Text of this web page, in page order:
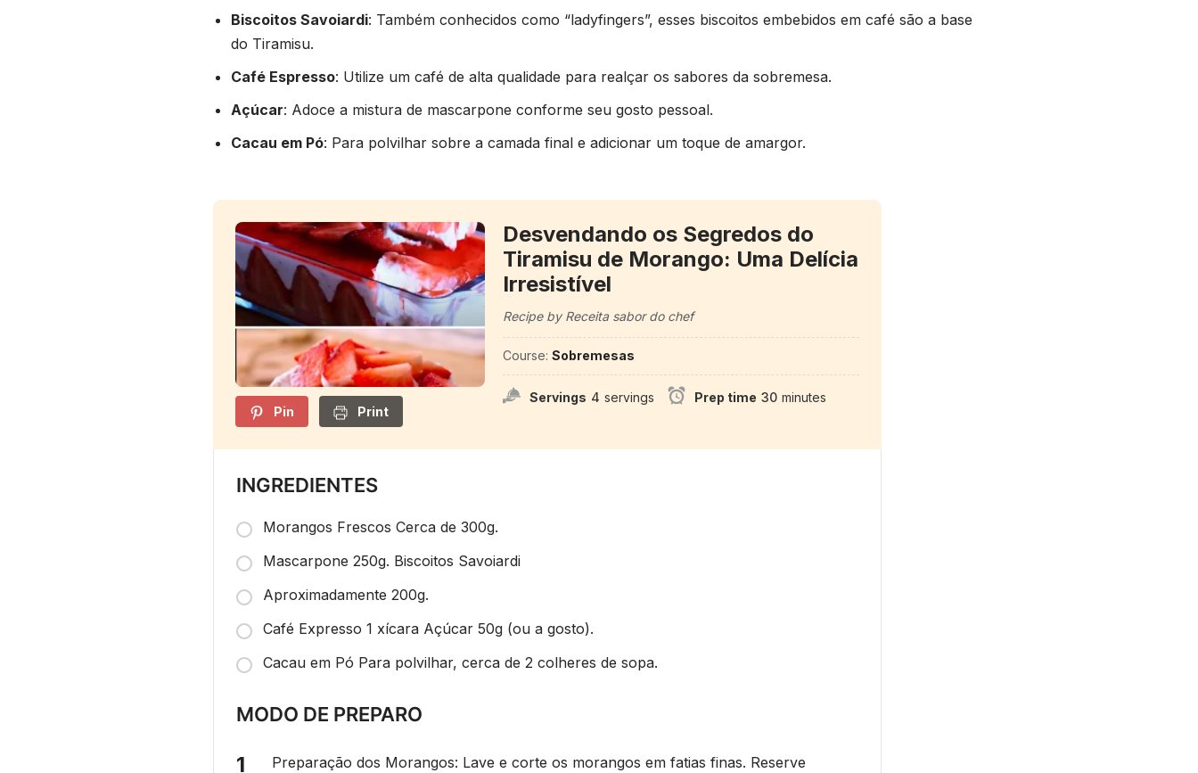
Biscoitos Savoiardi: Também conhecidos como “ladyfingers”, esses biscoitos embebidos em café são a base
do Tiramisu.
Café Espresso: Utilize um café de alta qualidade para realçar os sabores da sobremesa.
Açúcar: Adoce a mistura de mascarpone conforme seu gosto pessoal.
Cacau em Pó: Para polvilhar sobre a camada final e adicionar um toque de amargor.
Pin Print
Desvendando os Segredos do
Tiramisu de Morango: Uma Delícia
Irresistível
Recipe by Receita sabor do chef
Course: Sobremesas
Servings 4 servings Prep time 30 minutes
INGREDIENTES
Morangos Frescos Cerca de 300g.
Mascarpone 250g. Biscoitos Savoiardi
Aproximadamente 200g.
Café Expresso 1 xícara Açúcar 50g (ou a gosto).
Cacau em Pó Para polvilhar, cerca de 2 colheres de sopa.
MODO DE PREPARO
Preparação dos Morangos: Lave e corte os morangos em fatias finas. Reserve